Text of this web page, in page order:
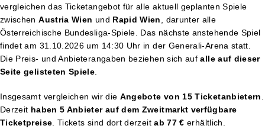
vergleichen das Ticketangebot für alle aktuell geplanten Spiele
zwischenAustria Wien und Rapid Wien, darunter alle
Österreichische Bundesliga-Spiele. Das nächste anstehende Spiel
findet am 31.10.2026 um 14:30 Uhr in der Generali-Arena statt.
Die Preis- und Anbieterangaben beziehen sich aufalle auf dieser
Seite gelisteten Spiele.
Insgesamt vergleichen wir die Angebote von 15 Ticketanbietern.
Derzeit haben 5 Anbieter auf dem Zweitmarkt verfügbare
Ticketpreise. Tickets sind dort derzeitab 77 € erhältlich.